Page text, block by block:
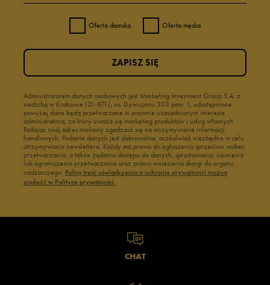
Oferta damska Oferta męska
Administratorem danych osobowych jest Marketing Investment Group S.A. z
siedzibą w Krakowie (31-871), os. Dywizjonu 303 paw. 1, udostępnione
powyżej dane będą przetwarzane w prawnie uzasadnionym interesie
administratora, za który uważa się marketing produktów i usług własnych.
Podając swój adres mailowy zgadzasz się na otrzymywanie informacji
handlowych. Podanie danych jest dobrowolne, aczkolwiek niezbędne w celu
otrzymywania newslettera. Każdy ma prawo do zgłoszenia sprzeciwu wobec
przetwarzania, a także żądania dostępu do danych, sprostowania, usunięcia
lub ograniczenia przetwarzania oraz prawo wniesienia skargi do organu
nadzorczego. Pełną treść oświadczenia o ochronie prywatności można
znaleźć w Polityce prywatności.
ZAPISZ SIĘ
CHAT